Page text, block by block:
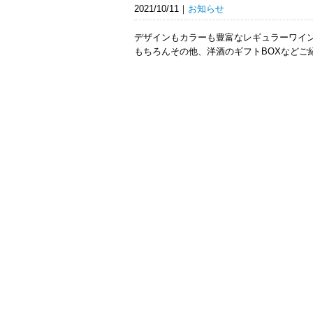
2021/10/11 お知らせ
デザインもカラーも豊富なレギュラーワイ
もちろんその他、洋酒のギフトBOXなどご